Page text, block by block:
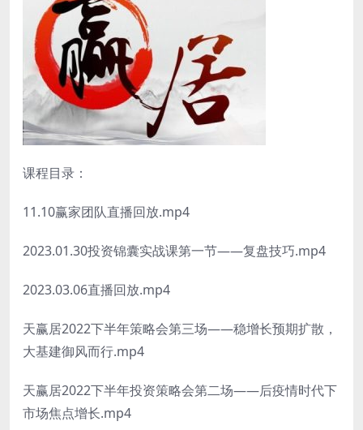
课程目录：
11.10赢家团队直播回放.mp4
2023.01.30投资锦囊实战课第一节——复盘技巧.mp4
2023.03.06直播回放.mp4
天赢居2022下半年策略会第三场——稳增长预期扩散，
大基建御风而行.mp4
天赢居2022下半年投资策略会第二场——后疫情时代下
市场焦点增长.mp4